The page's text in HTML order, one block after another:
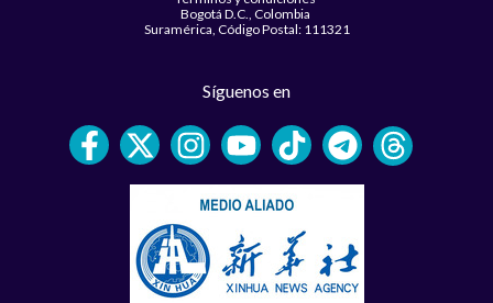
Bogotá D.C., Colombia
Suramérica, Código Postal: 111321
Síguenos en